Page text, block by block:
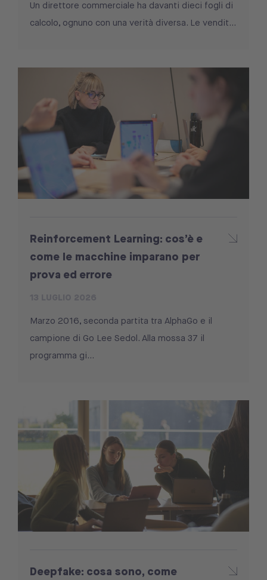
Un direttore commerciale ha davanti dieci fogli di
calcolo, ognuno con una verità diversa. Le vendit...
Reinforcement Learning: cos’è e
come le macchine imparano per
prova ed errore
Marzo 2016, seconda partita tra AlphaGo e il
campione di Go Lee Sedol. Alla mossa 37 il
programma gi...
Deepfake: cosa sono, come